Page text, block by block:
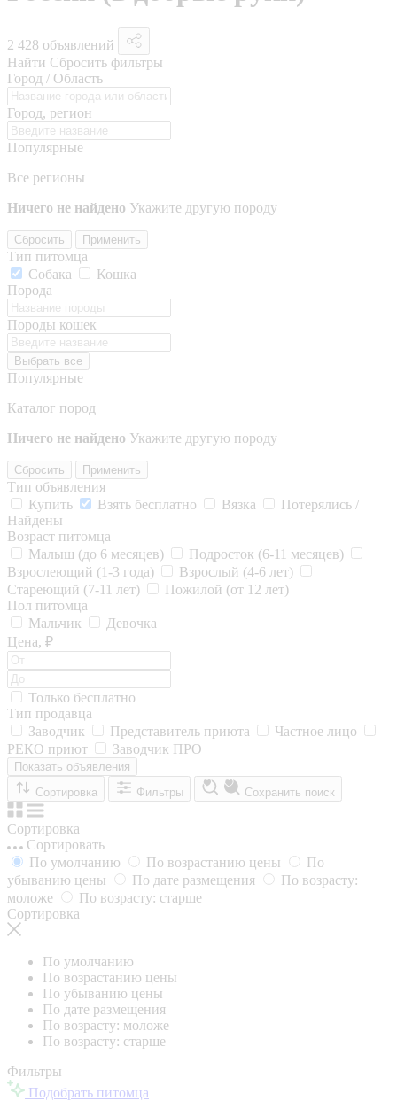
2 428 объявлений
Найти Сбросить фильтры
Город / Область
Город, регион
Популярные
Все регионы
Ничего не найдено Укажите другую породу
Сбросить Применить
Тип питомца
Собака
Кошка
Порода
Породы кошек
Выбрать все
Популярные
Каталог пород
Ничего не найдено Укажите другую породу
Сбросить Применить
Тип объявления
Купить
Взять бесплатно Вязка
Потерялись /
Найдены
Возраст питомца
Малыш (до 6 месяцев)
Подросток (6-11 месяцев)
Взрослеющий (1-3 года)
Взрослый (4-6 лет)
Стареющий (7-11 лет)
Пожилой (от 12 лет)
Пол питомца
Мальчик
Девочка
Цена, ₽
Только бесплатно
Тип продавца
Заводчик
Представитель приюта
Частное лицо
РЕКО приют
Заводчик ПРО
Показать объявления
Сортировка
Фильтры Сохранить поиск
Сортировка
Сортировать
По умолчанию
По возрастанию цены
По
убыванию цены
По дате размещения
По возрасту:
моложе
По возрасту: старше
Сортировка
По умолчанию
По возрастанию цены
По убыванию цены
По дате размещения
По возрасту: моложе
По возрасту: старше
Фильтры
Подобрать питомца